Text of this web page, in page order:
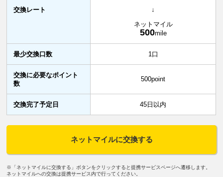
交換レート
↓
ネットマイル
500mile
最少交換口数 1口
交換に必要なポイント
数
500point
交換完了予定日 45日以内
ネットマイルに交換する
※「ネットマイルに交換する」ボタンをクリックすると提携サービスページへ遷移します。
ネットマイルへの交換は提携サービス内で行ってください。